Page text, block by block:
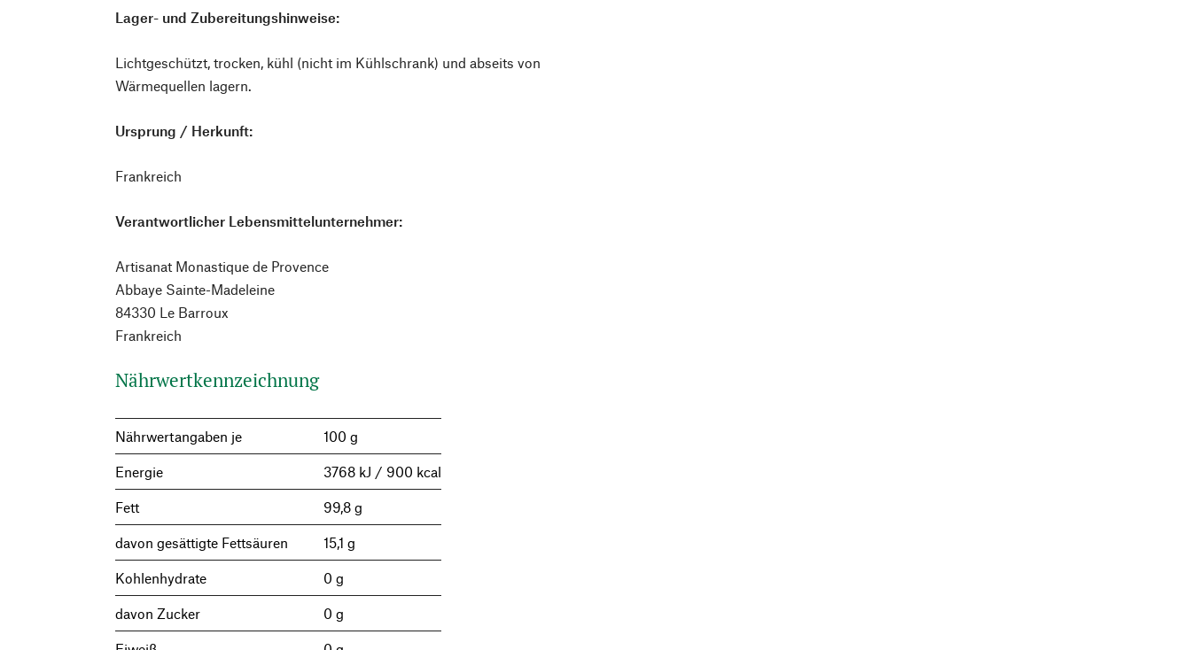
Lager- und Zubereitungshinweise:
Lichtgeschützt, trocken, kühl (nicht im Kühlschrank) und abseits von
Wärmequellen lagern.
Ursprung / Herkunft:
Frankreich
Verantwortlicher Lebensmittelunternehmer:
Artisanat Monastique de Provence
Abbaye Sainte-Madeleine
84330 Le Barroux
Frankreich
Nährwertkennzeichnung
Nährwertangaben je 100 g
Energie 3768 kJ / 900 kcal
Fett 99,8 g
davon gesättigte Fettsäuren 15,1 g
Kohlenhydrate 0 g
davon Zucker 0 g